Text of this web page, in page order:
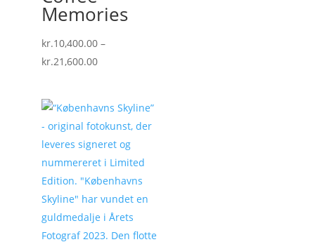
Memories
kr.10,400.00 –
kr.21,600.00Prisinterval:
kr.21,600.00